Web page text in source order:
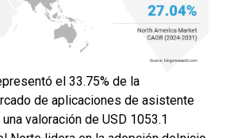
el 33.75% de la
de aplicaciones de asistente
valoración de USD 1053.1